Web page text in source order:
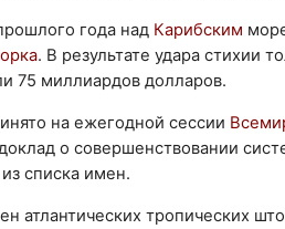
года над Карибским
. В результате удара стихии
75 миллиардов долларов.
на ежегодной сессии
о совершенствовании
списка имен.
атлантических тропических